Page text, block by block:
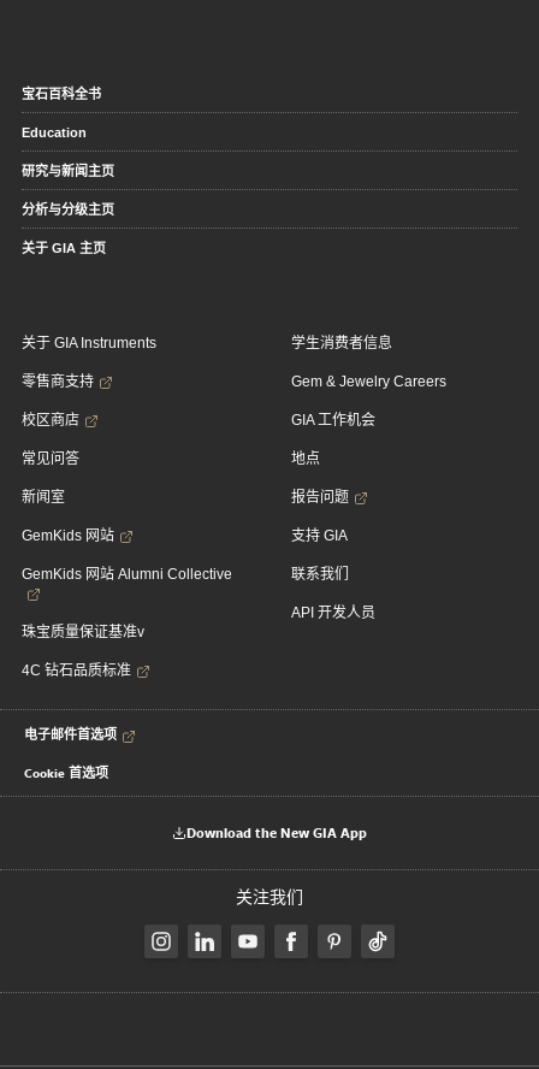
宝石百科全书
Education
研究与新闻主页
分析与分级主页
关于 GIA 主页
关于 GIA Instruments
零售商支持
校区商店
常见问答
新闻室
GemKids 网站
GemKids 网站 Alumni Collective
珠宝质量保证基准v
4C 钻石品质标准
学生消费者信息
Gem & Jewelry Careers
GIA 工作机会
地点
报告问题
支持 GIA
联系我们
API 开发人员
电子邮件首选项
Cookie 首选项
Download the New GIA App
关注我们